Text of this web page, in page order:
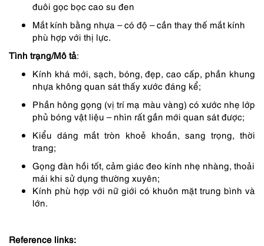
đuôi gọc bọc cao su đen
Mắt kính bằng nhựa – có độ – cần thay thế mắt kính
phù hợp với thị lực.
Tình trạng/Mô tả:
Kính khá mới, sạch, bóng, đẹp, cao cấp, phần khung
nhựa không quan sát thấy xước đáng kể;
Phần hông gọng (vị trí mạ màu vàng) có xước nhẹ lớp
phủ bóng vật liệu – nhìn rất gần mới quan sát được;
Kiểu dáng mắt tròn khoẻ khoắn, sang trọng, thời
trang;
Gọng đàn hồi tốt, cảm giác đeo kính nhẹ nhàng, thoải
mái khi sử dụng thường xuyên;
Kính phù hợp với nữ giới có khuôn mặt trung bình và
lớn.
Reference links: